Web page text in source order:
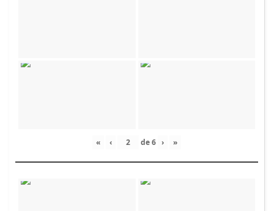
« ‹ de6 › »